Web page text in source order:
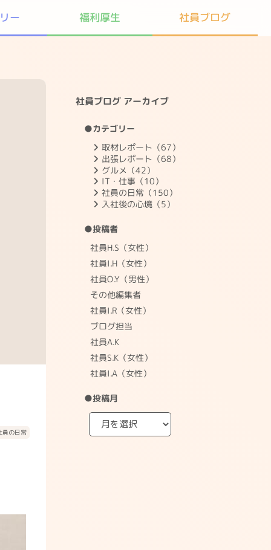
ー 福利厚生 社員ブログ
員の日常
社員ブログ アーカイブ
●カテゴリー
取材レポート（67）
出張レポート（68）
グルメ（42）
IT・仕事（10）
社員の日常（150）
入社後の心境（5）
●投稿者
社員H.S（女性）
社員I.H（女性）
社員O.Y（男性）
その他編集者
社員I.R（女性）
ブログ担当
社員A.K
社員S.K（女性）
社員I.A（女性）
●投稿月